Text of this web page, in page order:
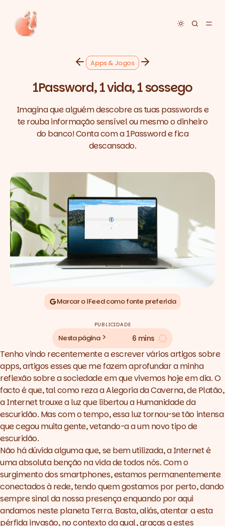
Toggle
Apps & Jogos
1Password, 1 vida, 1 sossego
Imagina que alguém descobre as tuas passwords e
te rouba informação sensível ou mesmo o dinheiro
do banco! Conta com a 1Password e fica
descansado.
Marcar o iFeed como fonte preferida
PUBLICIDADE
Nesta página 6 mins
Tenho vindo recentemente a escrever vários artigos sobre
apps, artigos esses que me fazem aprofundar a minha
reflexão sobre a sociedade em que vivemos hoje em dia. O
facto é que, tal como reza a Alegoria da Caverna, de Platão,
a Internet trouxe a luz que libertou a Humanidade da
escuridão. Mas com o tempo, essa luz tornou-se tão intensa
que cegou muita gente, vetando-a a um novo tipo de
escuridão.
Não há dúvida alguma que, se bem utilizada, a Internet é
uma absoluta benção na vida de todos nós. Com o
surgimento dos smartphones, estamos permanentemente
conectados à rede, tendo quem gostamos por perto, dando
sempre sinal da nossa presença enquando por aqui
andamos neste planeta Terra. Basta, aliás, atentar a esta
pérfida invasão, no contexto da qual, graças a estes